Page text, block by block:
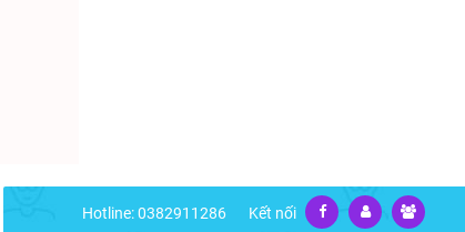
Hotline: 0382911286 Kết nối